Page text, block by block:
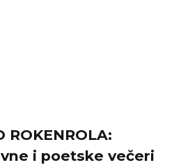
ROKENROLA:
i poetske večeri